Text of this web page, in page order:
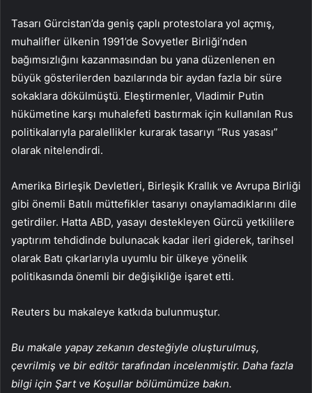
Tasarı Gürcistan’da geniş çaplı protestolara yol açmış,
muhalifler ülkenin 1991’de Sovyetler Birliği’nden
bağımsızlığını kazanmasından bu yana düzenlenen en
büyük gösterilerden bazılarında bir aydan fazla bir süre
sokaklara dökülmüştü. Eleştirmenler, Vladimir Putin
hükümetine karşı muhalefeti bastırmak için kullanılan Rus
politikalarıyla paralellikler kurarak tasarıyı “Rus yasası”
olarak nitelendirdi.
Amerika Birleşik Devletleri, Birleşik Krallık ve Avrupa Birliği
gibi önemli Batılı müttefikler tasarıyı onaylamadıklarını dile
getirdiler. Hatta ABD, yasayı destekleyen Gürcü yetkililere
yaptırım tehdidinde bulunacak kadar ileri giderek, tarihsel
olarak Batı çıkarlarıyla uyumlu bir ülkeye yönelik
politikasında önemli bir değişikliğe işaret etti.
Reuters bu makaleye katkıda bulunmuştur.
Bu makale yapay zekanın desteğiyle oluşturulmuş,
çevrilmiş ve bir editör tarafından incelenmiştir. Daha fazla
bilgi için Şart ve Koşullar bölümümüze bakın.